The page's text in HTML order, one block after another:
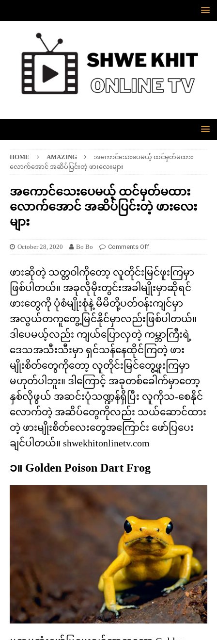
HOME AMAZING
အကောင်သေးပေမယ့် ထင်မှတ်မထား
လောက်အောင် အဆိပ်ပြင်းတဲ့ ဖားလေးများ
အကောင်သေးပေမယ့် ထင်မှတ်မထား
လောက်အောင် အဆိပ်ပြင်းတဲ့ ဖားလေး
များ
October 28, 2020 Bo Bo Comments Off
ဖားဆိုတဲ့ သတ္တဝါကိုတော့ လူတိုင်းမြင်ဖူးကြမှာ
ဖြစ်ပါတယ်။ အခုလိုမိုးတွင်းအခါမျိုးမှာဆိုရင်
ဖားတွေကို ပုံစံမျိုးစုံနဲ့ မိမိတို့ပတ်ဝန်းကျင်မှာ
အလွယ်တကူတွေ့မြင်နိုင်မှာလည်းဖြစ်ပါတယ်။
ဒါပေမယ့်လည်း ကျယ်ပြောလှတဲ့ ကမ္ဘာကြီးရဲ့
ဒေသအသီးသီးမှာ ရှင်သန်နေထိုင်ကြတဲ့ ဖား
မျိုးစိတ်တွေကိုတော့ လူတိုင်းမြင်တွေ့ဖူးကြမှာ
မဟုတ်ပါဘူး။ ဒါကြောင့် အခုတစ်ခေါက်မှာတော့
နှစ်လိုဖွယ် အဆင်းပုံသဏ္ဍန်ရှိပြီး လူကိုသ-စေနိုင်
လောက်တဲ့ အဆိပ်တွေကိုလည်း သယ်ဆောင်ထား
တဲ့ ဖားမျိုးစိတ်လေးတွေအကြောင်း ဖော်ပြပေး
ချင်ပါတယ်။ shwekhitonlinetv.com
၁။ Golden Poison Dart Frog